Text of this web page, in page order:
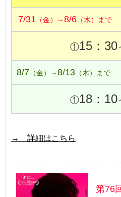
7/31 （金）～8/6 （木）まで
①15：30
8/7 （金）～8/13 （木）まで
①18：10
→ 詳細はこちら
第76